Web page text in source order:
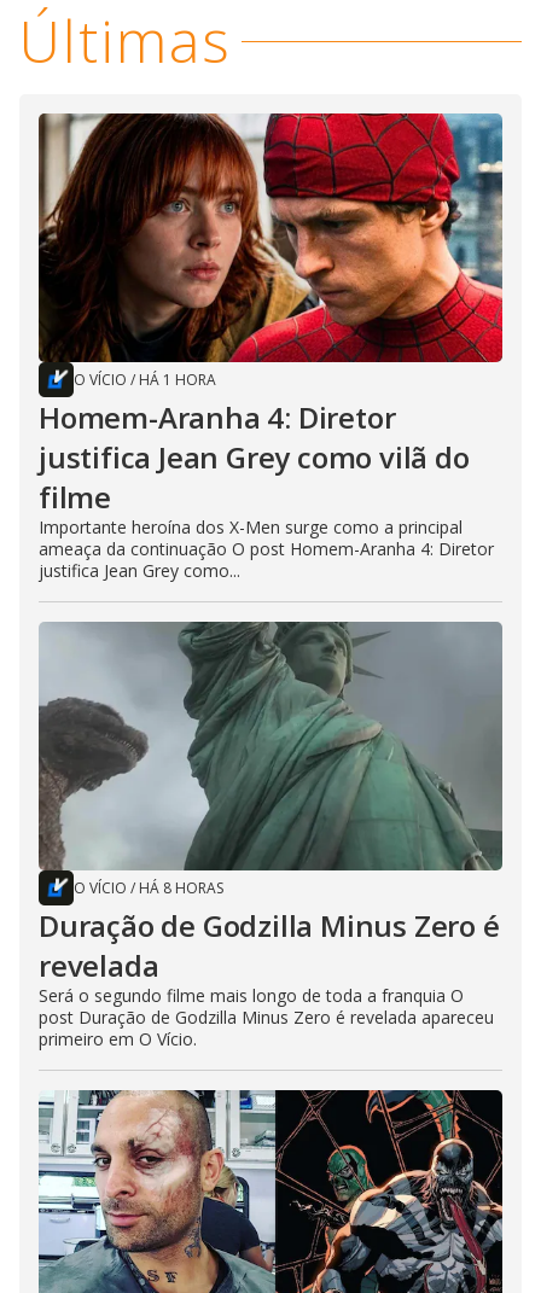
Últimas
O VÍCIO / HÁ 1 HORA
Homem-Aranha 4: Diretor
justifica Jean Grey como vilã do
filme
Importante heroína dos X-Men surge como a principal
ameaça da continuação O post Homem-Aranha 4: Diretor
justifica Jean Grey como...
O VÍCIO / HÁ 8 HORAS
Duração de Godzilla Minus Zero é
revelada
Será o segundo filme mais longo de toda a franquia O
post Duração de Godzilla Minus Zero é revelada apareceu
primeiro em O Vício.